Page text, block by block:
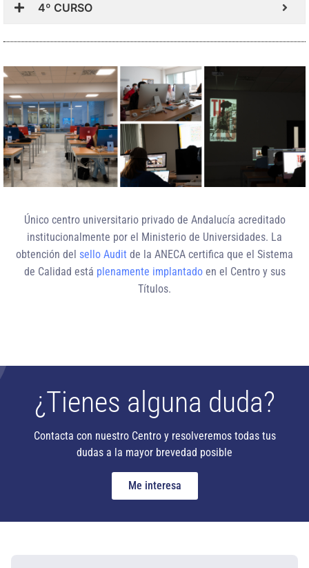
4º CURSO
Único centro universitario privado de Andalucía acreditado
institucionalmente por el Ministerio de Universidades. La
obtención del sello Audit de la ANECA certifica que el Sistema
de Calidad está plenamente implantadoen el Centro y sus
Títulos.
¿Tienes alguna duda?
Contacta con nuestro Centro y resolveremos todas tus
dudas a la mayor brevedad posible
Me interesa